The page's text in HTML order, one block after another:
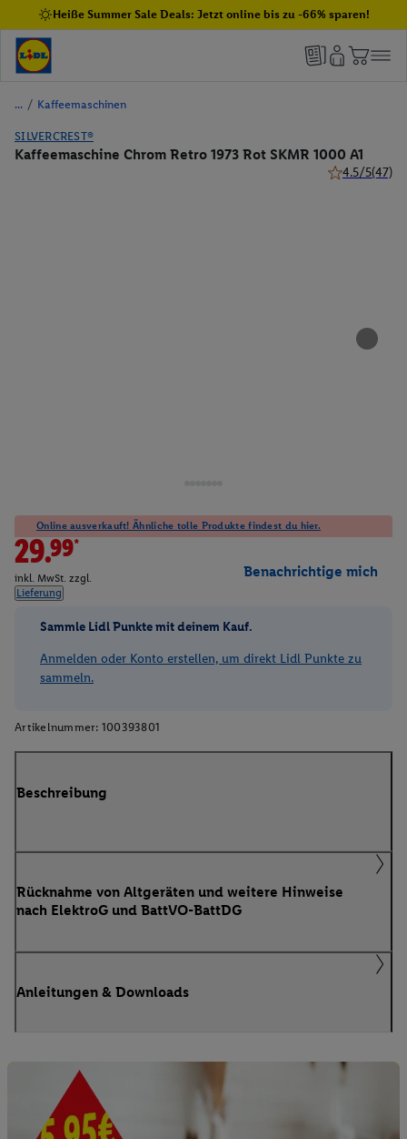
Heiße Summer Sale Deals: Jetzt online bis zu -66% sparen!
/ Kaffeemaschinen
SILVERCREST®
Kaffeemaschine Chrom Retro 1973 Rot SKMR 1000 A1
4.5/5(47)
Online ausverkauft! Ähnliche tolle Produkte findest du hier.
29.99*
inkl. MwSt. zzgl.
Lieferung
Benachrichtige mich
Sammle Lidl Punkte mit deinem Kauf.
Anmelden oder Konto erstellen, um direkt Lidl Punkte zu
sammeln.
Artikelnummer: 100393801
Beschreibung
Rücknahme von Altgeräten und weitere Hinweise
nach ElektroG und BattVO-BattDG
Anleitungen & Downloads